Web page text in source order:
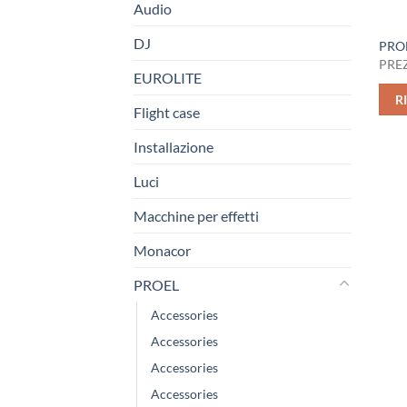
Audio
DJ
EUROLITE
Flight case
Installazione
Luci
Macchine per effetti
Monacor
PROEL
Accessories
Accessories
Accessories
Accessories